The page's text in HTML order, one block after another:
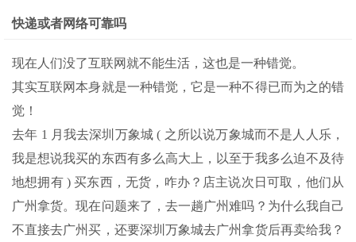
快递或者网络可靠吗
现在人们没了互联网就不能生活，这也是一种错觉。
其实互联网本身就是一种错觉，它是一种不得已而为之的错
觉！
去年 1 月我去深圳万象城 ( 之所以说万象城而不是人人乐，
我是想说我买的东西有多么高大上，以至于我多么迫不及待
地想拥有 ) 买东西，无货，咋办？店主说次日可取，他们从
广州拿货。现在问题来了，去一趟广州难吗？为什么我自己
不直接去广州买，还要深圳万象城去广州拿货后再卖给我？